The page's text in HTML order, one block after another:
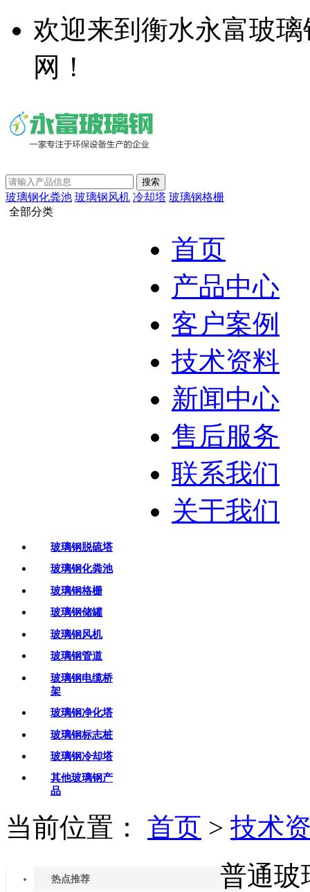
欢迎来到衡水永富玻
网！
玻璃钢化粪池 玻璃钢风机 冷却塔 玻璃钢格栅
全部分类
首页
产品中心
客户案例
技术资料
新闻中心
售后服务
联系我们
关于我们
玻璃钢脱硫塔
玻璃钢化粪池
玻璃钢格栅
玻璃钢储罐
玻璃钢风机
玻璃钢管道
玻璃钢电缆桥
架
玻璃钢净化塔
玻璃钢标志桩
玻璃钢冷却塔
其他玻璃钢产
品
当前位置： 首页 > 技术
热点推荐
普通玻